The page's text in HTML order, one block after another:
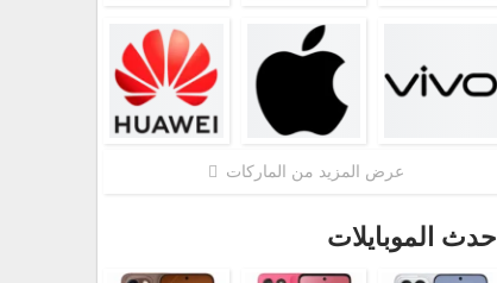
عرض المزيد من الماركات
أحدث الموبايلات